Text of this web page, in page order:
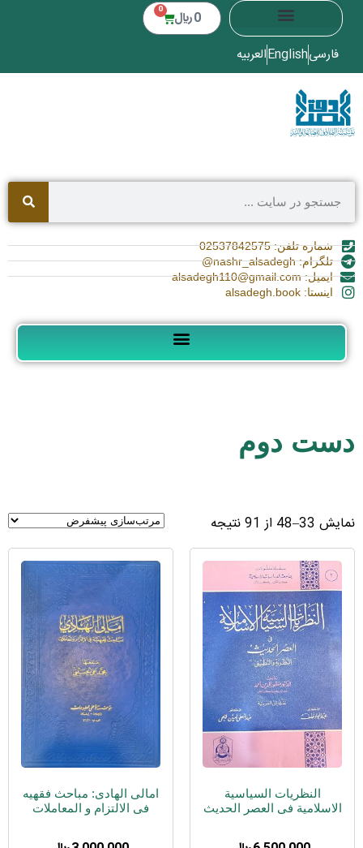
0 ﷼ 0
فارسیEnglishالعربیه
شماره تلفن: 02537842575
تلگرام: nashr_alsadegh@
ایمیل: alsadegh110@gmail.com
اینستا: alsadegh.book
دست دوم
نمایش 33–48 از 91 نتیجه
النظریات السیاسیة
الاسلامیة فی العصر الحدیث
امالی الهادی: مباحث فقهیه
فی الالتزام و المعاملات